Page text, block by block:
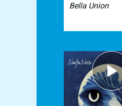
Bella Union